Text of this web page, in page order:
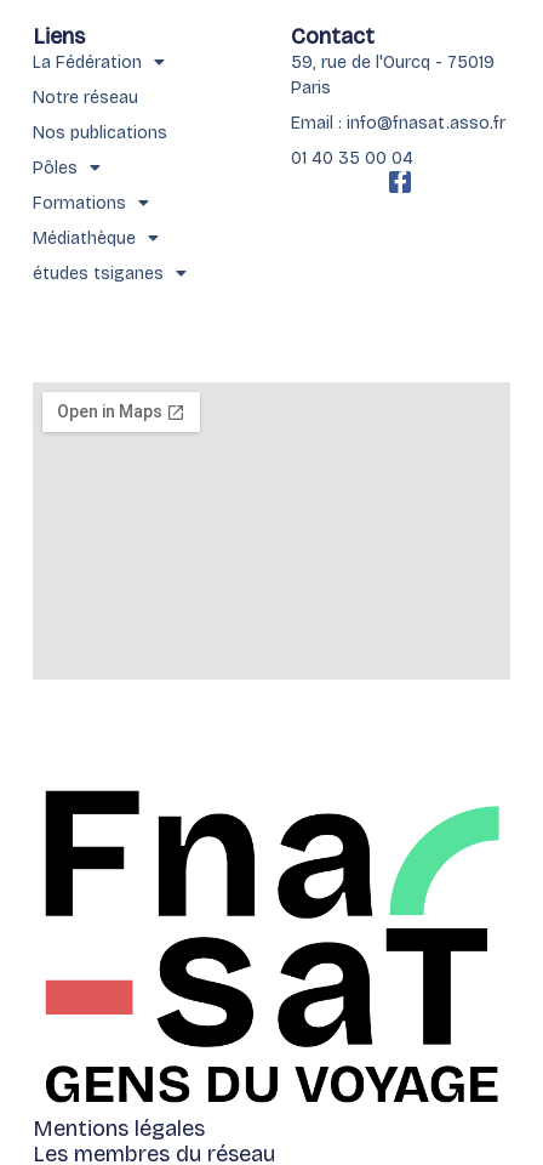
Mentions légales
Les membres du réseau
Liens
La Fédération
Notre réseau
Nos publications
Pôles
Formations
Médiathèque
études tsiganes
Contact
59, rue de l'Ourcq - 75019
Paris
Email : info@fnasat.asso.fr
01 40 35 00 04
F
f